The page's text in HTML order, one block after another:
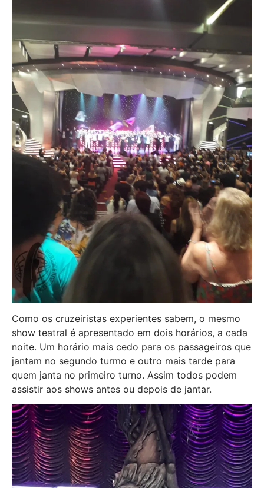
Como os cruzeiristas experientes sabem, o mesmo
show teatral é apresentado em dois horários, a cada
noite. Um horário mais cedo para os passageiros que
jantam no segundo turmo e outro mais tarde para
quem janta no primeiro turno. Assim todos podem
assistir aos shows antes ou depois de jantar.